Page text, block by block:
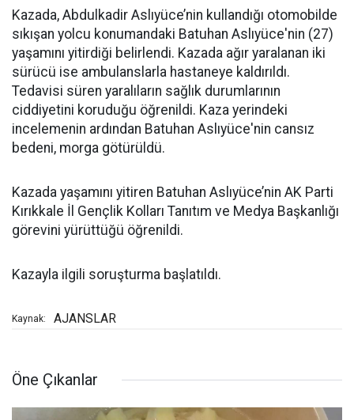
Kazada, Abdulkadir Aslıyüce’nin kullandığı otomobilde
sıkışan yolcu konumandaki Batuhan Aslıyüce'nin (27)
yaşamını yitirdiği belirlendi. Kazada ağır yaralanan iki
sürücü ise ambulanslarla hastaneye kaldırıldı.
Tedavisi süren yaralıların sağlık durumlarının
ciddiyetini koruduğu öğrenildi. Kaza yerindeki
incelemenin ardından Batuhan Aslıyüce'nin cansız
bedeni, morga götürüldü.
Kazada yaşamını yitiren Batuhan Aslıyüce’nin AK Parti
Kırıkkale İl Gençlik Kolları Tanıtım ve Medya Başkanlığı
görevini yürüttüğü öğrenildi.
Kazayla ilgili soruşturma başlatıldı.
Kaynak: AJANSLAR
Öne Çıkanlar